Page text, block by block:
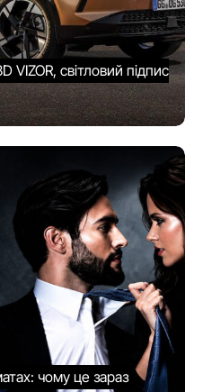
VIZOR, світловий підпис
чому це зараз